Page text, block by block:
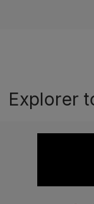
Explorer